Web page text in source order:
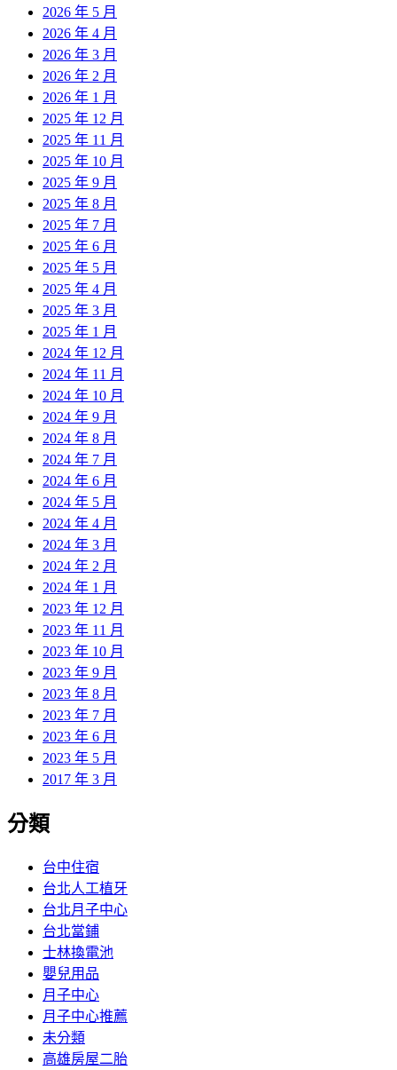
2026 年 5 月
2026 年 4 月
2026 年 3 月
2026 年 2 月
2026 年 1 月
2025 年 12 月
2025 年 11 月
2025 年 10 月
2025 年 9 月
2025 年 8 月
2025 年 7 月
2025 年 6 月
2025 年 5 月
2025 年 4 月
2025 年 3 月
2025 年 1 月
2024 年 12 月
2024 年 11 月
2024 年 10 月
2024 年 9 月
2024 年 8 月
2024 年 7 月
2024 年 6 月
2024 年 5 月
2024 年 4 月
2024 年 3 月
2024 年 2 月
2024 年 1 月
2023 年 12 月
2023 年 11 月
2023 年 10 月
2023 年 9 月
2023 年 8 月
2023 年 7 月
2023 年 6 月
2023 年 5 月
2017 年 3 月
分類
台中住宿
台北人工植牙
台北月子中心
台北當鋪
士林換電池
嬰兒用品
月子中心
月子中心推薦
未分類
高雄房屋二胎